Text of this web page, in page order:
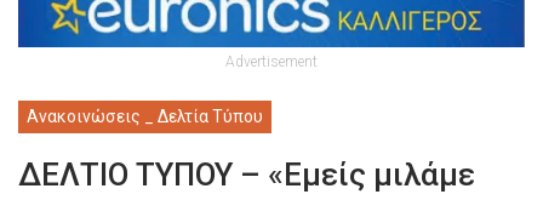
Advertisement
Ανακοινώσεις _ Δελτία Τύπου
ΔΕΛΤΙΟ ΤΥΠΟΥ – «Εμείς μιλάμε